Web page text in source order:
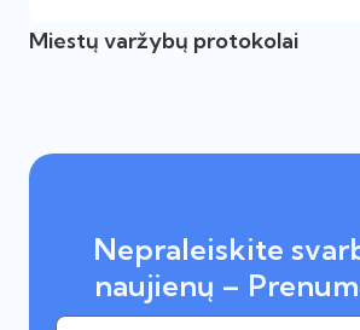
Miestų varžybų protokolai
Nepraleiskite
naujienų –